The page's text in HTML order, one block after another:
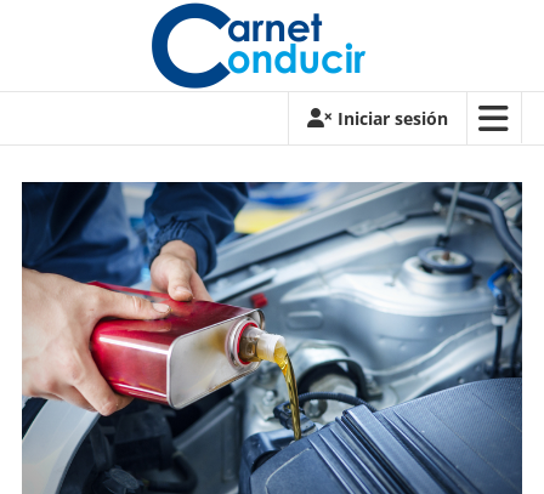
de
conducir
Carnet
de
conducir
Iniciar sesión